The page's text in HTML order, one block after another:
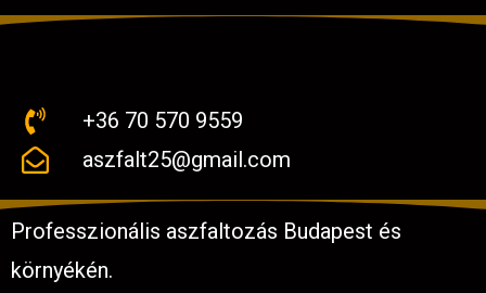
+36 70 570 9559
aszfalt25@gmail.com
Professzionális aszfaltozás Budapest és
környékén.